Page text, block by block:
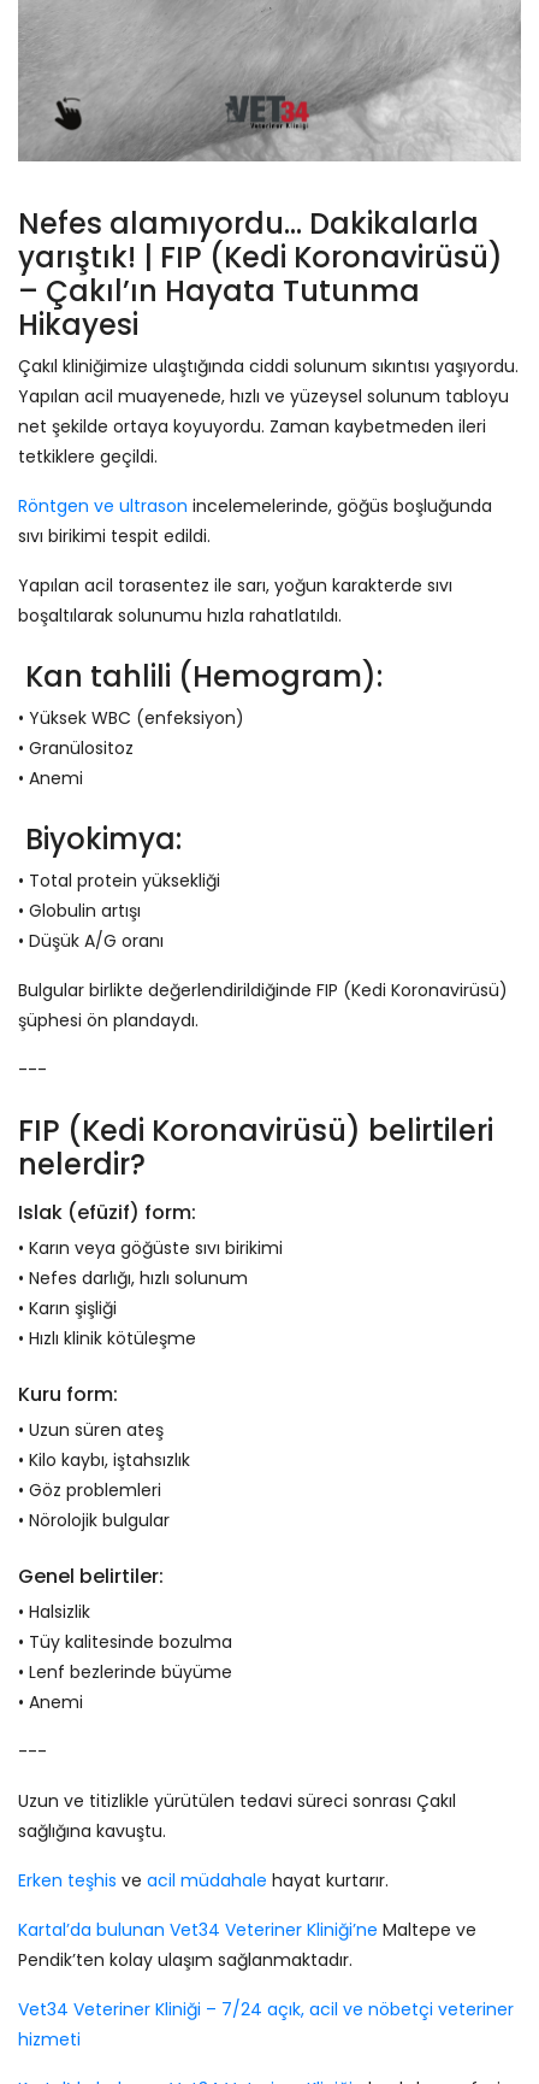
Nefes alamıyordu… Dakikalarla
yarıştık! | FIP (Kedi Koronavirüsü)
– Çakıl’ın Hayata Tutunma
Hikayesi
Çakıl kliniğimize ulaştığında ciddi solunum sıkıntısı yaşıyordu.
Yapılan acil muayenede, hızlı ve yüzeysel solunum tabloyu
net şekilde ortaya koyuyordu. Zaman kaybetmeden ileri
tetkiklere geçildi.
Röntgen ve ultrason incelemelerinde, göğüs boşluğunda
sıvı birikimi tespit edildi.
Yapılan acil torasentez ile sarı, yoğun karakterde sıvı
boşaltılarak solunumu hızla rahatlatıldı.
Kan tahlili (Hemogram):
• Yüksek WBC (enfeksiyon)
• Granülositoz
• Anemi
Biyokimya:
• Total protein yüksekliği
• Globulin artışı
• Düşük A/G oranı
Bulgular birlikte değerlendirildiğinde FIP (Kedi Koronavirüsü)
şüphesi ön plandaydı.
---
FIP (Kedi Koronavirüsü) belirtileri
nelerdir?
Islak (efüzif) form:
• Karın veya göğüste sıvı birikimi
• Nefes darlığı, hızlı solunum
• Karın şişliği
• Hızlı klinik kötüleşme
Kuru form:
• Uzun süren ateş
• Kilo kaybı, iştahsızlık
• Göz problemleri
• Nörolojik bulgular
Genel belirtiler:
• Halsizlik
• Tüy kalitesinde bozulma
• Lenf bezlerinde büyüme
• Anemi
---
Uzun ve titizlikle yürütülen tedavi süreci sonrası Çakıl
sağlığına kavuştu.
Erken teşhis ve acil müdahale hayat kurtarır.
Kartal’da bulunan Vet34 Veteriner Kliniği’ne Maltepe ve
Pendik’ten kolay ulaşım sağlanmaktadır.
Vet34 Veteriner Kliniği – 7/24 açık, acil ve nöbetçi veteriner
hizmeti